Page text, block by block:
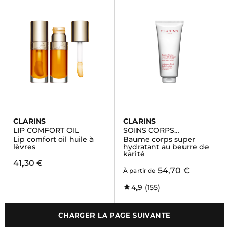
CLARINS
LIP COMFORT OIL
Lip comfort oil huile à
lèvres
41,30 €
CLARINS
SOINS CORPS
HYDRATANTS
Baume corps super
hydratant au beurre de
karité
À partir de 54,70 €
4,9 (155)
CHARGER LA PAGE SUIVANTE